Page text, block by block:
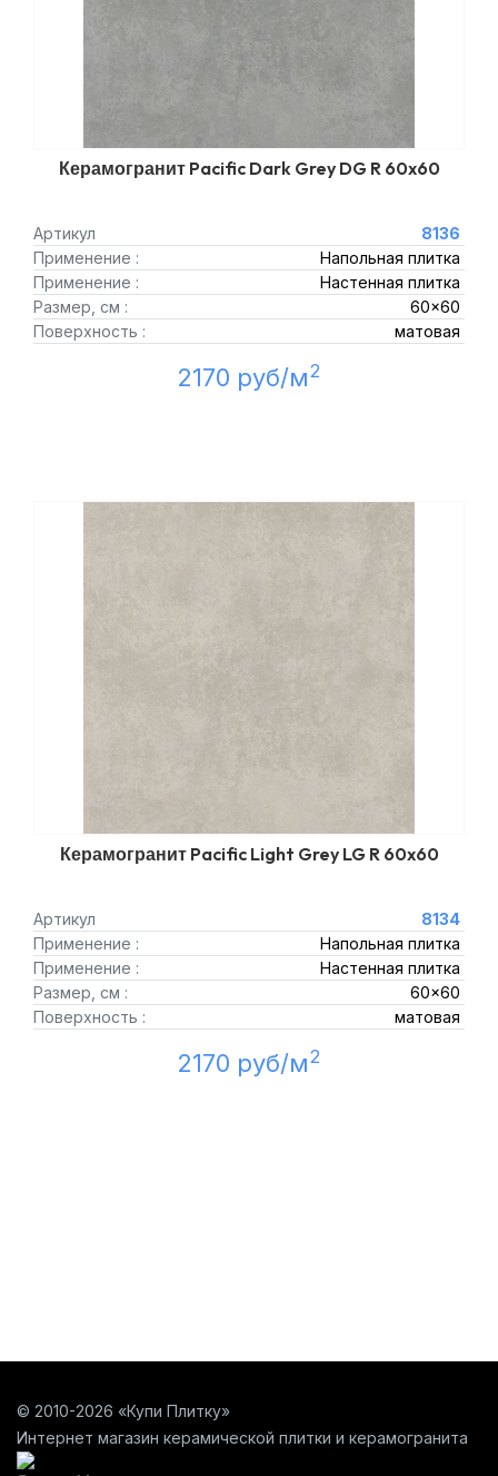
Керамогранит Pacific Dark Grey DG R 60x60
Артикул
8136
Применение :
Напольная плитка
Применение :
Настенная плитка
Размер, см :
60x60
Поверхность :
матовая
2170 руб/м2
Керамогранит Pacific Light Grey LG R 60x60
Артикул
8134
Применение :
Напольная плитка
Применение :
Настенная плитка
Размер, см :
60x60
Поверхность :
матовая
2170 руб/м2
© 2010-2026 «Купи Плитку»
Интернет магазин керамической плитки и керамогранита